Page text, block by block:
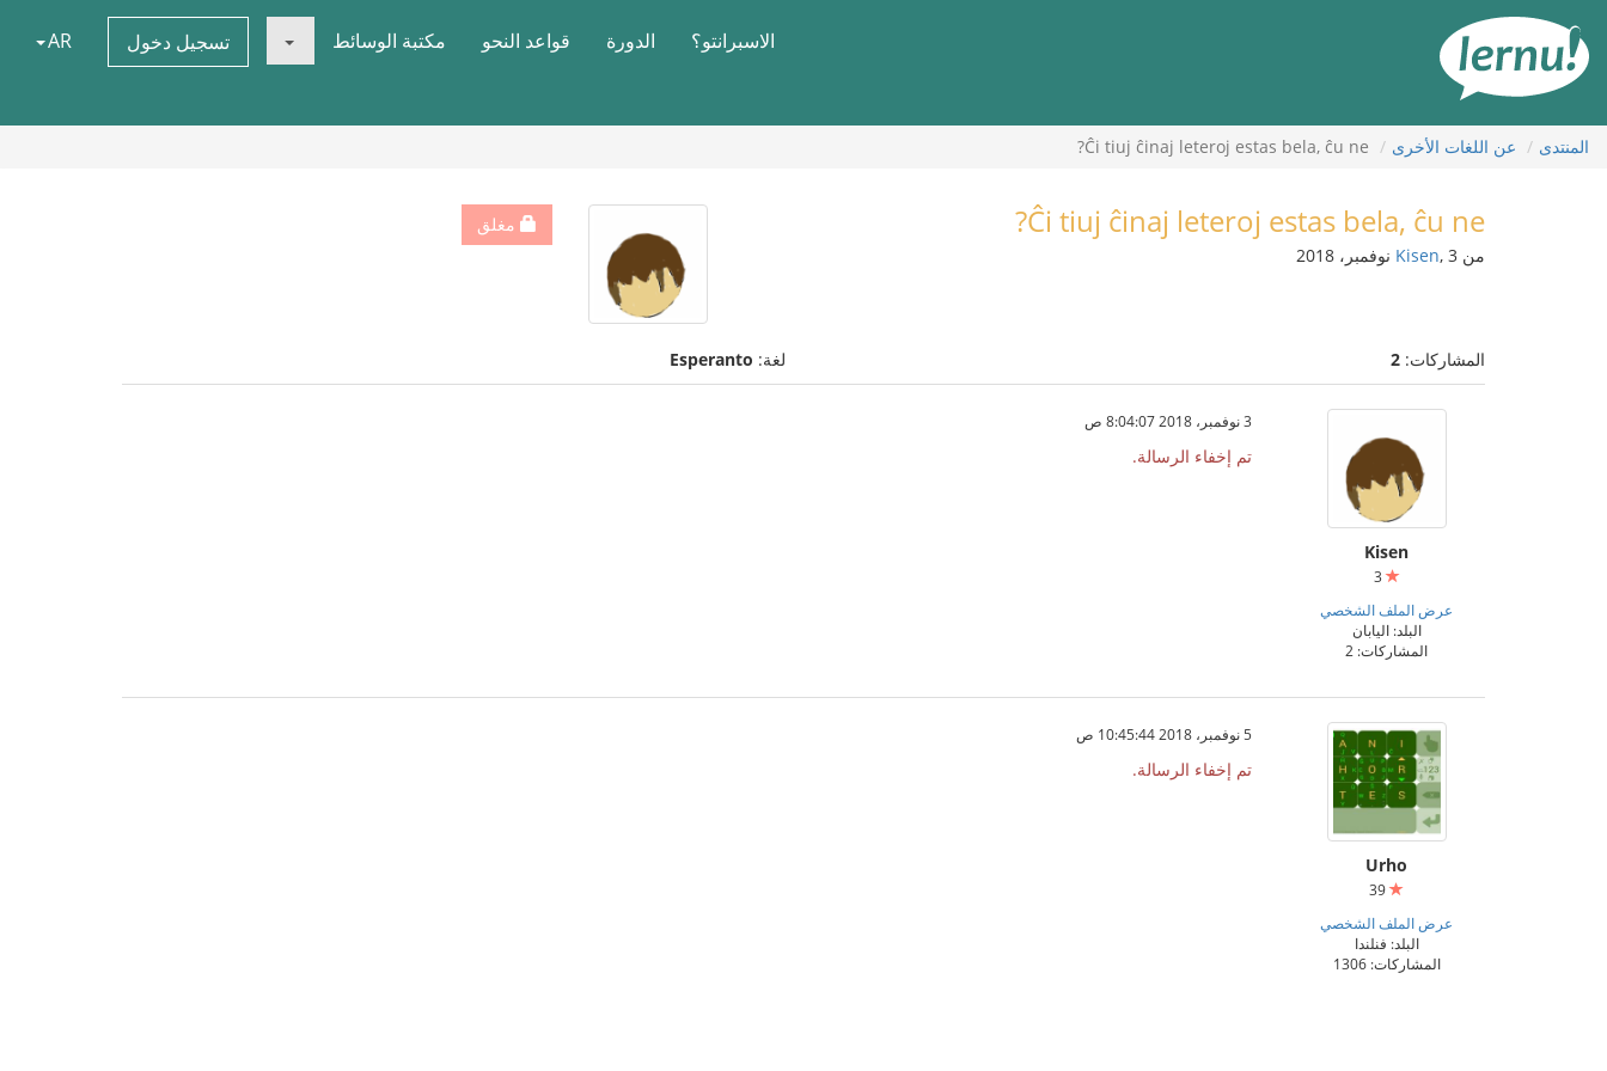
المحتويات
الاسبرانتو؟ الدورة قواعد النحو مكتبة الوسائط تسجيل دخول AR
المنتدى عن اللغات الأخرى Ĉi tiuj ĉinaj leteroj estas bela, ĉu ne?
مغلق Ĉi tiuj ĉinaj leteroj estas bela, ĉu ne?
من Kisen, 3 نوفمبر، 2018
المشاركات: 2 لغة: Esperanto
Kisen
عرض الملف الشخصي
البلد: اليابان
المشاركات: 2
3 نوفمبر، 2018 8:04:07 ص
تم إخفاء الرسالة.
Urho
عرض الملف الشخصي
البلد: فنلندا
المشاركات: 1306
5 نوفمبر، 2018 10:45:44 ص
تم إخفاء الرسالة.